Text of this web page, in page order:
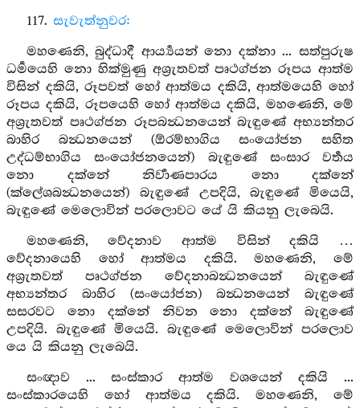
117. සැවැත්නුවර:
මහණෙනි, බුද්ධාදී ආර්‍ය්‍යයන් නො දක්නා ... සත්පුරුෂ
ධර්‍මයෙහි නො හික්මුණු අශ්‍රැතවත් පෘථග්ජන රූපය ආත්ම
විසින් දකියි, රූපවත් හෝ ආත්මය දකියි, ආත්මයෙහි හෝ
රූපය දකියි, රූපයෙහි හෝ ආත්මය දකියි, මහණෙනි, මේ
අශ්‍රැතවත් පෘථග්ජන රූපබන්‍ධනයෙන් බැඳුණේ අභ්‍යන්තර
බාහිර බන්‍ධනයෙන් (ඕරම්භාගිය සංයෝජන සහිත
උද්ධම්භාගිය සංයෝජනයෙන්) බැඳුණේ සංසාර වර්‍තය
නො දක්නේ නිර්‍වාණපාරය නො දක්නේ
(ක්ලේශබන්‍ධනයෙන්) බැඳුණේ උපදියි, බැඳුණේ මියෙයි,
බැඳුණේ මෙලොවින් පරලොවට යේ යි කියනු ලැබෙයි.
මහණෙනි, වේදනාව ආත්ම විසින් දකියි …
වේදනායෙහි හෝ ආත්මය දකියි. මහණෙනි, මේ
අශ්‍රැතවත් පෘථග්ජන වේදනාබන්‍ධනයෙන් බැඳුණේ
අභ්‍යන්තර බාහිර (සංයෝජන) බන්‍ධනයෙන් බැඳුණේ
සසරවට නො දක්නේ නිවන නො දක්නේ බැඳුණේ
උපදියි. බැඳුණේ මියෙයි. බැඳුණේ මෙලොවින් පරලොව
යෙ යි කියනු ලැබෙයි.
සංඥාව ... සංස්කාර ආත්ම වශයෙන් දකියි ...
සංස්කාරයෙහි හෝ ආත්මය දකියි. මහණෙනි, මේ